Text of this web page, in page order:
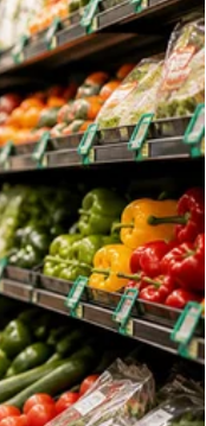
MOĆI
na iluziji, lažnoj
u kome Lav prestaje da
u vama se vodi
.
jaki po svaku cenu,